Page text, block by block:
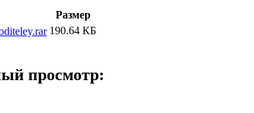
Размер
190.64 КБ
просмотр: